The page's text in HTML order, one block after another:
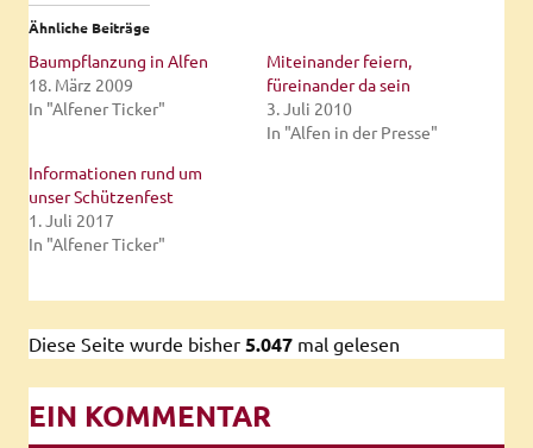
Ähnliche Beiträge
Baumpflanzung in Alfen
18. März 2009
In "Alfener Ticker"
Miteinander feiern,
füreinander da sein
3. Juli 2010
In "Alfen in der Presse"
Informationen rund um
unser Schützenfest
1. Juli 2017
In "Alfener Ticker"
Diese Seite wurde bisher 5.047 mal gelesen
EIN KOMMENTAR